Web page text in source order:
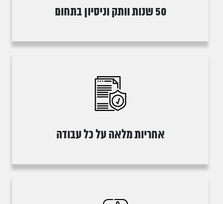
50 שנות וותק וניסיון בתחום
אחריות מלאה על כל עבודה